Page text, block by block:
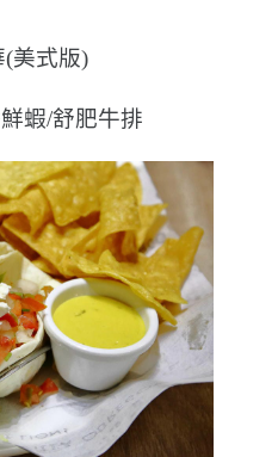
美式版)
蝦/舒肥牛排